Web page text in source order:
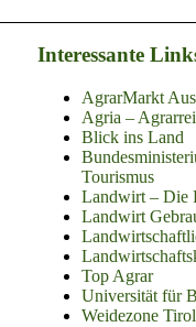
Interessante
AgrarMarkt
Agria –
Blick ins Land
Tourismus
Landwirt – Die
Landwirt
Top Agrar
Universität für
Weidezone Tirol